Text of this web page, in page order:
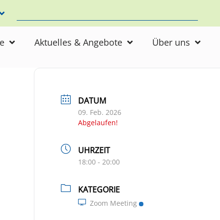
Aktuelles & Angebote Über uns
DATUM
09. Feb. 2026
Abgelaufen!
UHRZEIT
18:00 - 20:00
KATEGORIE
Zoom Meeting